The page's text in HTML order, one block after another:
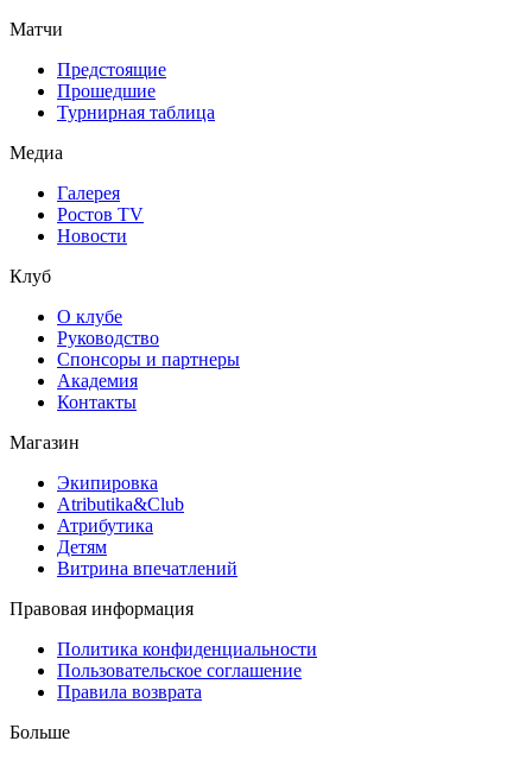
Матчи
Предстоящие
Прошедшие
Турнирная таблица
Медиа
Галерея
Ростов TV
Новости
Клуб
О клубе
Руководство
Спонсоры и партнеры
Академия
Контакты
Магазин
Экипировка
Atributika&Club
Атрибутика
Детям
Витрина впечатлений
Правовая информация
Политика конфиденциальности
Пользовательское соглашение
Правила возврата
Больше